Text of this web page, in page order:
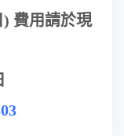
) 費用請於現